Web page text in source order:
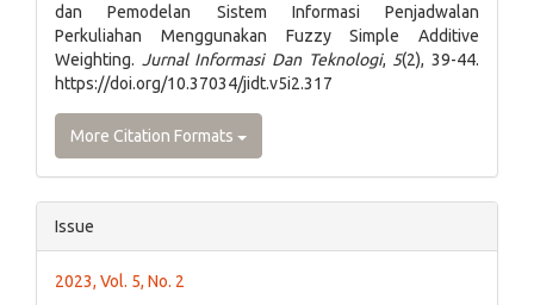
dan Pemodelan Sistem Informasi Penjadwalan
Perkuliahan Menggunakan Fuzzy Simple Additive
Weighting. Jurnal Informasi Dan Teknologi, 5(2), 39-44.
https://doi.org/10.37034/jidt.v5i2.317
More Citation Formats
Issue
2023, Vol. 5, No. 2